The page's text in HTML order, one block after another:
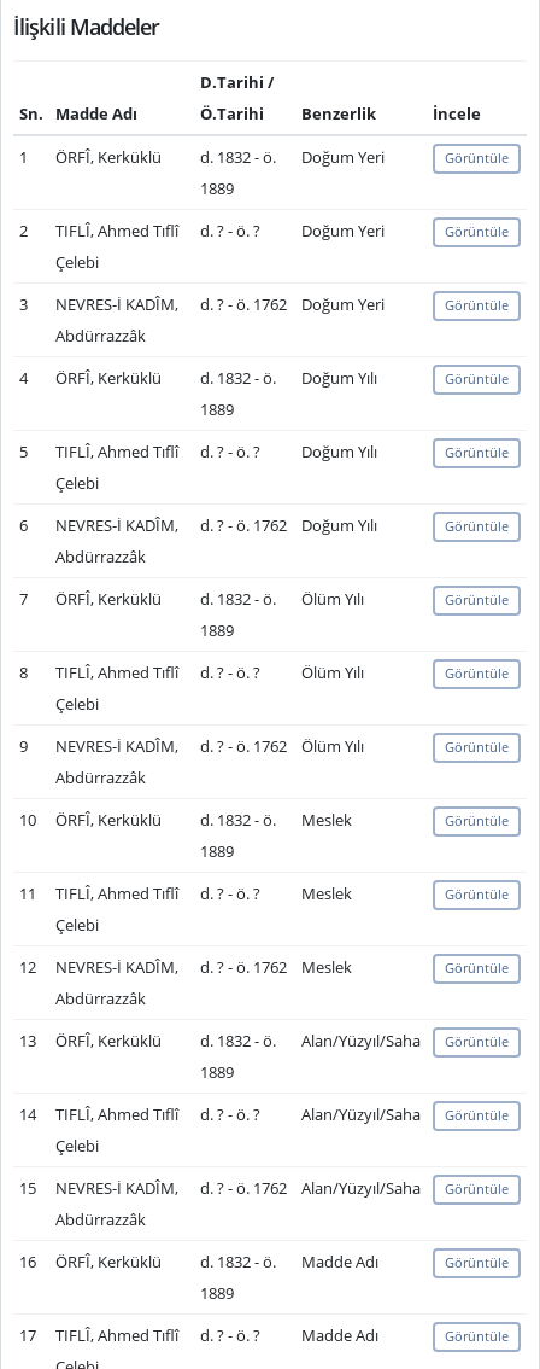
İlişkili Maddeler
Sn. Madde Adı
D.Tarihi /
Ö.Tarihi
Benzerlik
İncele
1
ÖRFÎ, Kerküklü
d. 1832 - ö.
1889
Doğum Yeri Görüntüle
2
TIFLÎ, Ahmed Tıflî
Çelebi
d. ? - ö. ? Doğum Yeri Görüntüle
3
NEVRES-İ KADÎM,
Abdürrazzâk
d. ? - ö. 1762 Doğum Yeri Görüntüle
4 ÖRFÎ, Kerküklü
d. 1832 - ö.
1889
Doğum Yılı Görüntüle
5
TIFLÎ, Ahmed Tıflî
Çelebi
d. ? - ö. ? Doğum Yılı Görüntüle
6
NEVRES-İ KADÎM,
Abdürrazzâk
d. ? - ö. 1762 Doğum Yılı Görüntüle
7 ÖRFÎ, Kerküklü
d. 1832 - ö.
1889
Ölüm Yılı Görüntüle
8
TIFLÎ, Ahmed Tıflî
Çelebi
d. ? - ö. ? Ölüm Yılı Görüntüle
9
NEVRES-İ KADÎM,
Abdürrazzâk
d. ? - ö. 1762 Ölüm Yılı Görüntüle
10 ÖRFÎ, Kerküklü
d. 1832 - ö.
1889
Meslek Görüntüle
11
TIFLÎ, Ahmed Tıflî
Çelebi
d. ? - ö. ? Meslek Görüntüle
12
NEVRES-İ KADÎM,
Abdürrazzâk
d. ? - ö. 1762 Meslek Görüntüle
13 ÖRFÎ, Kerküklü
d. 1832 - ö.
1889
Alan/Yüzyıl/Saha Görüntüle
14
TIFLÎ, Ahmed Tıflî
Çelebi
d. ? - ö. ? Alan/Yüzyıl/Saha Görüntüle
15
NEVRES-İ KADÎM,
Abdürrazzâk
d. ? - ö. 1762 Alan/Yüzyıl/Saha Görüntüle
16 ÖRFÎ, Kerküklü
d. 1832 - ö.
1889
Madde Adı Görüntüle
17
TIFLÎ, Ahmed Tıflî
d. ? - ö. ? Madde Adı Görüntüle